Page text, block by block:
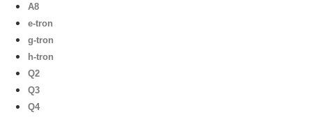
A8
e-tron
g-tron
h-tron
Q2
Q3
Q4